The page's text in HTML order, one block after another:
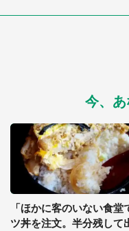
今、
「ほかに客のいない食堂
ツ丼を注文。半分残して